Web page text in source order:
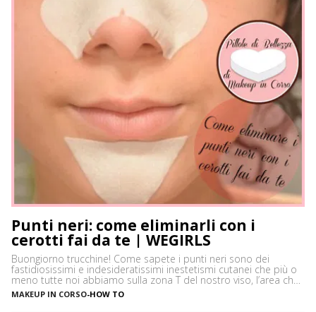
Punti neri: come eliminarli con i
cerotti fai da te | WEGIRLS
Buongiorno trucchine! Come sapete i punti neri sono dei
fastidiosissimi e indesideratissimi inestetismi cutanei che più o
meno tutte noi abbiamo sulla zona T del nostro viso, l’area che
è più spesso vittima di impurità e alterazioni del pH della pelle,
soprattutto se si ha la pelle grassa e non si usano prodotti
MAKEUP IN CORSO-HOW TO